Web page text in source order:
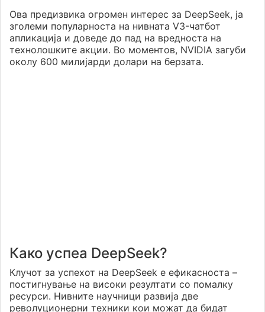
Ова предизвика огромен интерес за DeepSeek, ја
зголеми популарноста на нивната V3-чатбот
апликација и доведе до пад на вредноста на
технолошките акции. Во моментов, NVIDIA загуби
околу 600 милијарди долари на берзата.
Како успеа DeepSeek?
Клучот за успехот на DeepSeek е ефикасноста –
постигнување на високи резултати со помалку
ресурси. Нивните научници развија две
револуционерни техники кои можат да бидат